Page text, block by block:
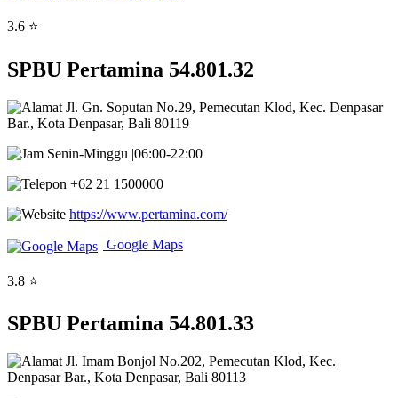
3.6 ⭐
SPBU Pertamina 54.801.32
Jl. Gn. Soputan No.29, Pemecutan Klod, Kec. Denpasar
Bar., Kota Denpasar, Bali 80119
Senin-Minggu |06:00-22:00
+62 21 1500000
https://www.pertamina.com/
Google Maps
3.8 ⭐
SPBU Pertamina 54.801.33
Jl. Imam Bonjol No.202, Pemecutan Klod, Kec.
Denpasar Bar., Kota Denpasar, Bali 80113